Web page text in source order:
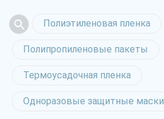
Полиэтиленовая пленка
Полипропиленовые пакеты
Термоусадочная пленка
Одноразовые защитные маски